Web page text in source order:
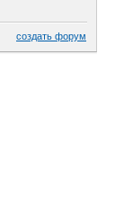
создать форум